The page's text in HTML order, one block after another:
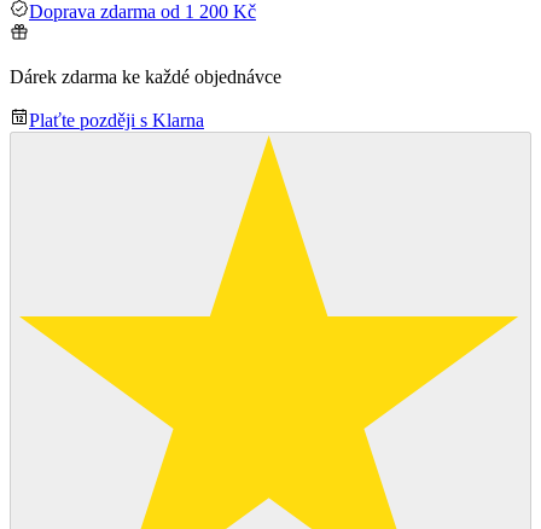
Doprava zdarma od 1 200 Kč
Dárek zdarma ke každé objednávce
Plaťte později s Klarna